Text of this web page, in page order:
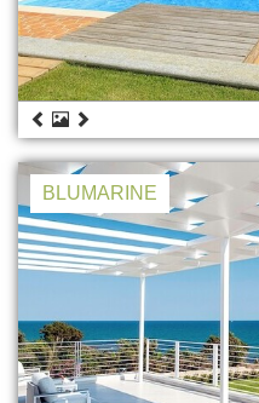
BLUMARINE